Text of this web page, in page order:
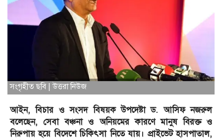
সংগৃহীত ছবি | উত্তরা নিউজ
আইন, বিচার ও সংসদ বিষয়ক উপদেষ্টা ড. আসিফ নজরুল
বলেছেন, সেবা বঞ্চনা ও অনিয়মের কারণে মানুষ বিরক্ত ও
নিরুপায় হয়ে বিদেশে চিকিৎসা নিতে যায়। প্রাইভেট হাসপাতাল,